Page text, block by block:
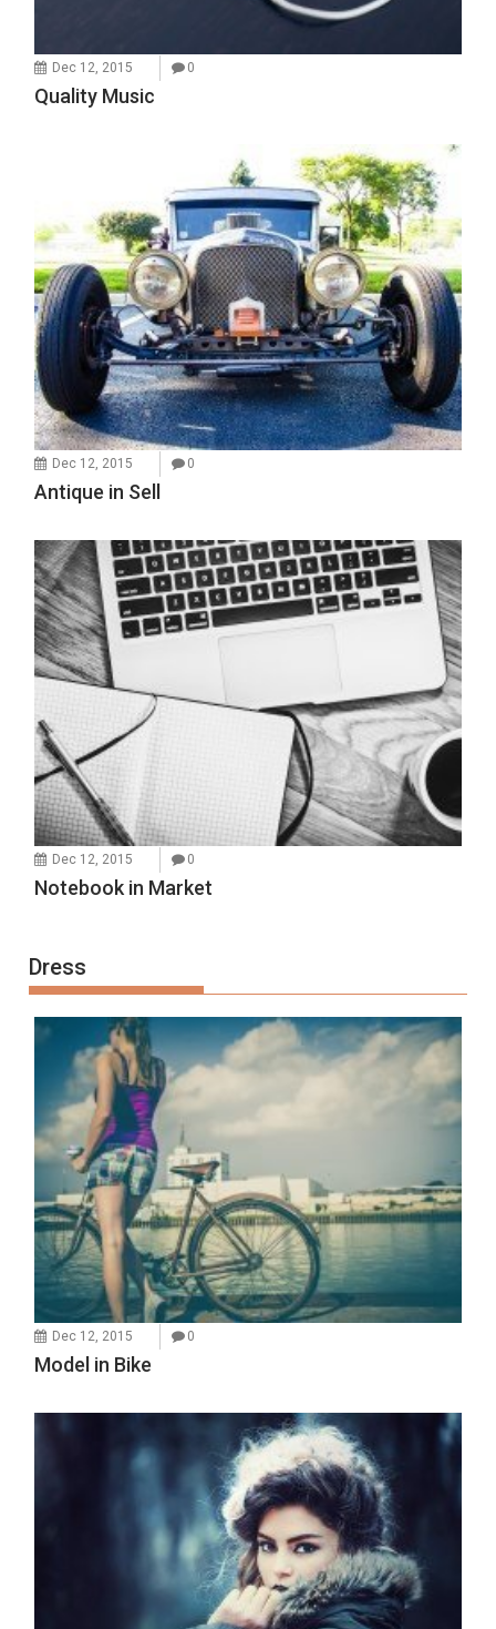
Dec 12, 2015 0
Quality Music
Dec 12, 2015 0
Antique in Sell
Dec 12, 2015 0
Notebook in Market
Dress
Dec 12, 2015 0
Model in Bike